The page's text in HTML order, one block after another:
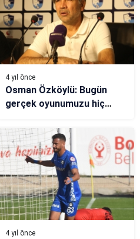
4 yıl önce
Osman Özköylü: Bugün
gerçek oyunumuzu hiç
4 yıl önce